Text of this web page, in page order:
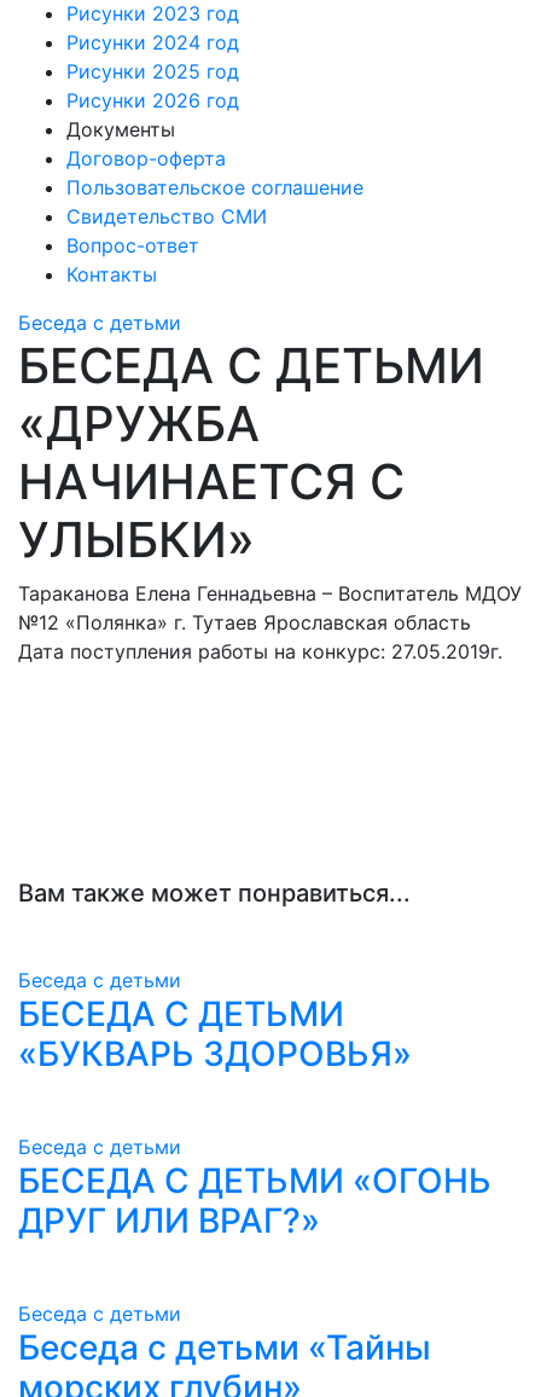
Рисунки 2023 год
Рисунки 2024 год
Рисунки 2025 год
Рисунки 2026 год
Документы
Договор-оферта
Пользовательское соглашение
Свидетельство СМИ
Вопрос-ответ
Контакты
Беседа с детьми
БЕСЕДА С ДЕТЬМИ
«ДРУЖБА
НАЧИНАЕТСЯ С
УЛЫБКИ»
Тараканова Елена Геннадьевна – Воспитатель МДОУ
№12 «Полянка» г. Тутаев Ярославская область
Дата поступления работы на конкурс: 27.05.2019г.
Вам также может понравиться...
Беседа с детьми
БЕСЕДА С ДЕТЬМИ
«БУКВАРЬ ЗДОРОВЬЯ»
Беседа с детьми
БЕСЕДА С ДЕТЬМИ «ОГОНЬ
ДРУГ ИЛИ ВРАГ?»
Беседа с детьми
Беседа с детьми «Тайны
морских глубин»